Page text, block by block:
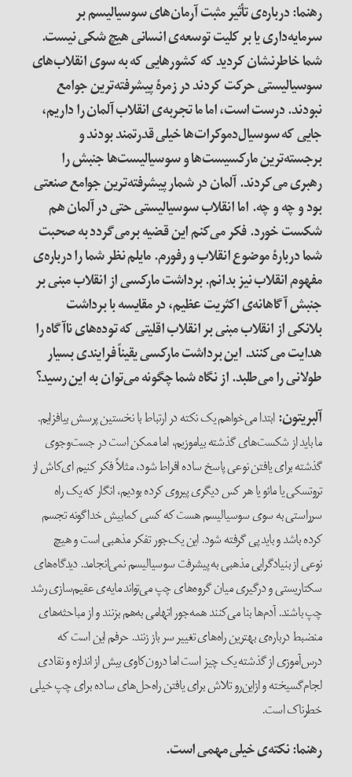
رهنما: درباره‌ی تأثیر مثبت آرمان‌های سوسیالیسم بر
سرمایه‌داری یا بر کلیت توسعه‌ی انسانی هیچ شکی نیست.
شما خاطرنشان کردید که کشورهایی که به سوی انقلاب‌های
سوسیالیستی حرکت کردند در زمرۀ پیشرفته‌ترین جوامع
نبودند. درست است، اما ما تجربه‌ی انقلاب آلمان را داریم،
جایی که سوسیال‌دموکرات‌ها خیلی قدرتمند بودند و
برجسته‌ترین مارکسیست‌ها و سوسیالیست‌ها جنبش را
رهبری می‌کردند. آلمان در شمار پیشرفته‌ترین جوامع صنعتی
بود و چه و چه. اما انقلاب سوسیالیستی حتی در آلمان هم
شکست خورد. فکر می‌کنم این قضیه برمی‌گردد به صحبت
شما دربارۀ موضوع انقلاب و رفورم. مایلم نظر شما را درباره‌ی
مفهوم انقلاب نیز بدانم. برداشت مارکسی از انقلاب مبنی بر
جنبش آگاهانه‌ی اکثریت عظیم، در مقایسه با برداشت
بلانکی از انقلاب مبنی بر انقلاب اقلیتی که توده‌های ناآگاه را
هدایت می‌کنند. این برداشت مارکسی یقیناً فرایندی بسیار
طولانی را می‌طلبد. از نگاه شما چگونه می‌توان به این رسید؟
آلبریتون:ابتدا می‌خواهم یک نکته در ارتباط با نخستین پرسش بیافزایم.
ما باید از شکست‌های گذشته بیاموزیم، اما ممکن است در جست‌وجوی
گذشته برای یافتن نوعی پاسخ ساده افراط شود، مثلاً فکر کنیم ای‌کاش از
تروتسکی یا مائو یا هر کس دیگری پیروی کرده بودیم، انگار که یک راه
سرراستی به سوی سوسیالیسم هست که کسی کمابیش خداگونه تجسم
کرده باشد و باید پی گرفته شود. این یک‌جور تفکر مذهبی است و هیچ
نوعی از بنیادگرایی مذهبی به پیشرفت سوسیالیسم نمی‌انجامد. دیدگاه‌های
سکتاریستی و درگیری میان گروه‌های چپ می‌تواند مایه‌ی عقیم‌سازی رشد
چپ باشند. آدم‌ها بنا می‌کنند همه‌جور اتهامی به‌هم بزنند و از مباحثه‌های
منضبط درباره‌ی بهترین راه‌های تغییر سر باز زنند. حرفم این است که
درس‌آموزی از گذشته یک چیز است اما درون‌کاوی بیش از اندازه و نقادی
لجام‌گسیخته و ازاین‌رو تلاش برای یافتن راه‌حل‌های ساده برای چپ خیلی
خطرناک است.
رهنما: نکته‌ی خیلی مهمی است.